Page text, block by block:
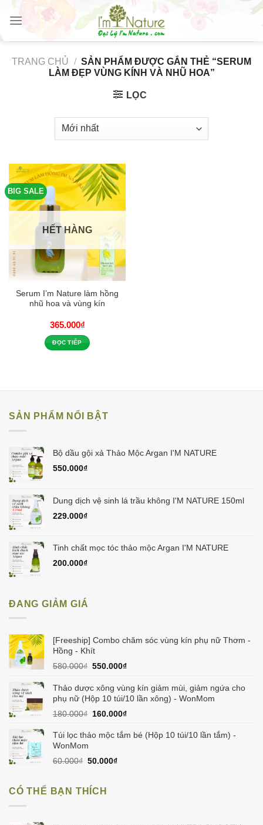
Skip
content
TRANG CHỦ / SẢN PHẨM ĐƯỢC GẮN THẺ “SERUM
LÀM ĐẸP VÙNG KÍNH VÀ NHŨ HOA”
LỌC
BIG SALE
HẾT HÀNG
Serum I’m Nature làm hồng
nhũ hoa và vùng kín
365.000₫
ĐỌC TIẾP
SẢN PHẨM NỔI BẬT
Bộ dầu gội xả Thảo Mộc Argan I'M NATURE
550.000₫
Dung dịch vệ sinh lá trầu không I'M NATURE 150ml
229.000₫
Tinh chất mọc tóc thảo mộc Argan I'M NATURE
200.000₫
ĐANG GIẢM GIÁ
[Freeship] Combo chăm sóc vùng kín phụ nữ Thơm -
Hồng - Khít
580.000₫ Giá
là:
580.000₫.
550.000₫Giá
tại
là:
Thảo dược xông vùng kín giảm mùi, giảm ngứa cho
phụ nữ (Hộp 10 túi/10 lần xông) - WonMom
180.000₫ Giá
là:
160.000₫Giá
tại
Túi lọc thảo mộc tắm bé (Hộp 10 túi/10 lần tắm) -
WonMom
60.000₫ Giá
60.000₫.
50.000₫Giá
CÓ THỂ BẠN THÍCH